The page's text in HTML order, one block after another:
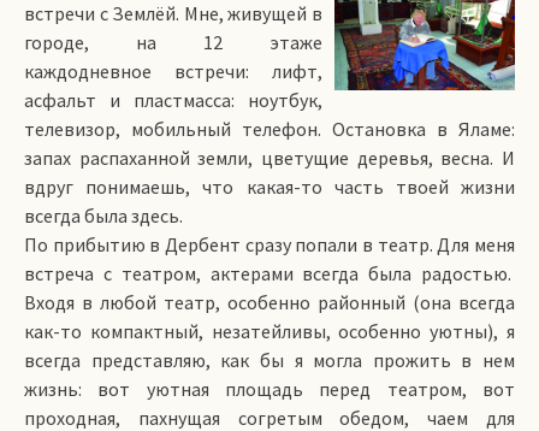
встречи с Землёй. Мне, живущей в
городе, на 12 этаже
каждодневное встречи: лифт,
асфальт и пластмасса: ноутбук,
телевизор, мобильный телефон. Остановка в Яламе:
запах распаханной земли, цветущие деревья, весна. И
вдруг понимаешь, что какая-то часть твоей жизни
всегда была здесь.
По прибытию в Дербент сразу попали в театр. Для меня
встреча с театром, актерами всегда была радостью.
Входя в любой театр, особенно районный (она всегда
как-то компактный, незатейливы, особенно уютны), я
всегда представляю, как бы я могла прожить в нем
жизнь: вот уютная площадь перед театром, вот
проходная, пахнущая согретым обедом, чаем для